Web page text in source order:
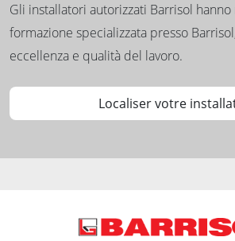
Gli installatori autorizzati Barrisol
formazione specializzata presso
eccellenza e qualità del lavoro.
Localiser votre